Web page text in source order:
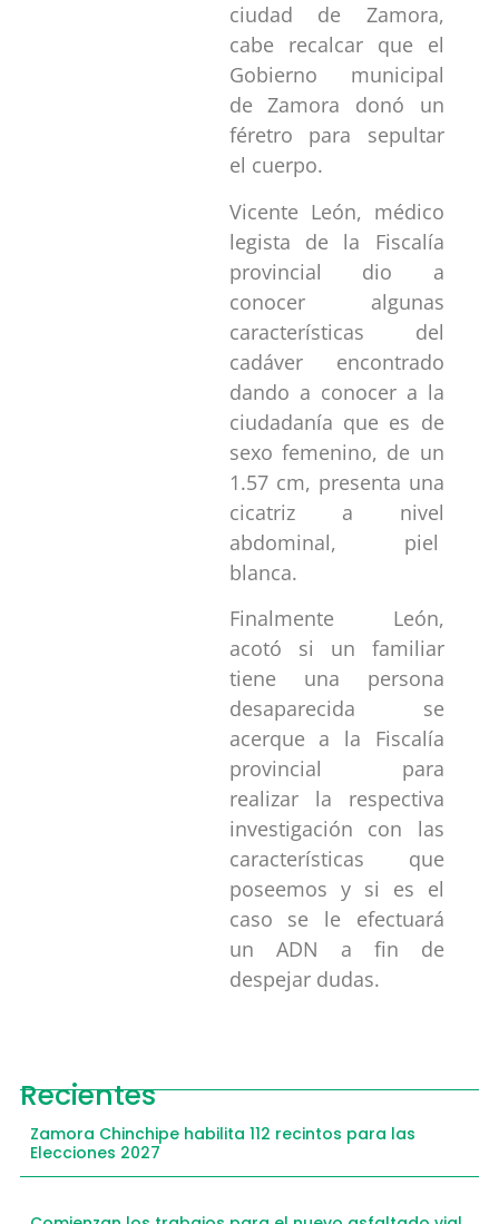
ciudad de Zamora,
cabe recalcar que el
Gobierno municipal
de Zamora donó un
féretro para sepultar
el cuerpo.
Vicente León, médico
legista de la Fiscalía
provincial dio a
conocer algunas
características del
cadáver encontrado
dando a conocer a la
ciudadanía que es de
sexo femenino, de un
1.57 cm, presenta una
cicatriz a nivel
abdominal, piel
blanca.
Finalmente León,
acotó si un familiar
tiene una persona
desaparecida se
acerque a la Fiscalía
provincial para
realizar la respectiva
investigación con las
características que
poseemos y si es el
caso se le efectuará
un ADN a fin de
despejar dudas.
Recientes
Zamora Chinchipe habilita 112 recintos para las
Elecciones 2027